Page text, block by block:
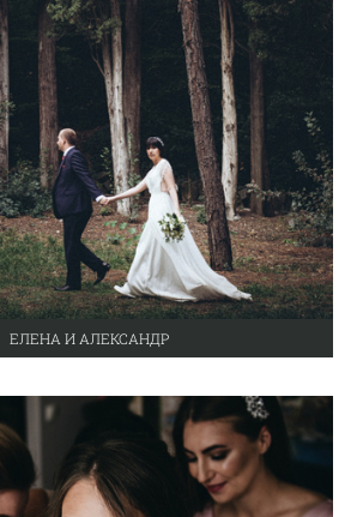
ЕЛЕНА И АЛЕКСАНДР